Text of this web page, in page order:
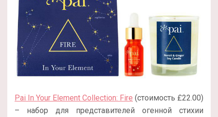
Pai In Your Element Collection: Fire (стоимость £22.00)
– набор для представителей огенной стихии